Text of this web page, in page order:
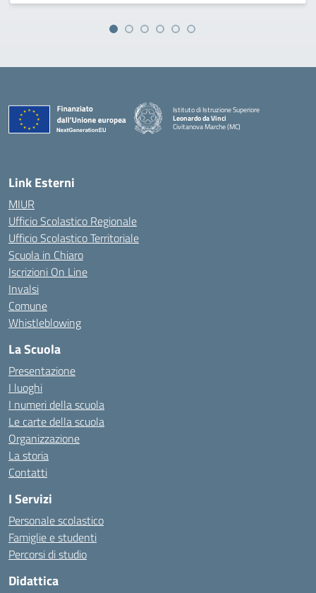
Istituto di Istruzione Superiore
Leonardo da Vinci
Civitanova Marche (MC)
Link Esterni
MIUR
Ufficio Scolastico Regionale
Ufficio Scolastico Territoriale
Scuola in Chiaro
Iscrizioni On Line
Invalsi
Comune
Whistleblowing
La Scuola
Presentazione
I luoghi
I numeri della scuola
Le carte della scuola
Organizzazione
La storia
Contatti
I Servizi
Personale scolastico
Famiglie e studenti
Percorsi di studio
Didattica